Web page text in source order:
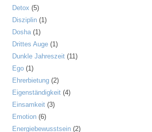
Detox (5)
Disziplin (1)
Dosha(1)
Drittes Auge (1)
Dunkle Jahreszeit (11)
Ego (1)
Ehrerbietung (2)
Eigenständigkeit (4)
Einsamkeit (3)
Emotion (6)
Energiebewusstsein (2)